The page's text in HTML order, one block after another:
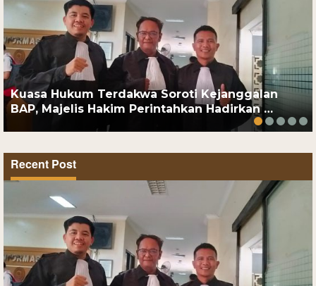
Kuasa Hukum Terdakwa Soroti Kejanggalan
BAP, Majelis Hakim Perintahkan Hadirkan …
Recent Post